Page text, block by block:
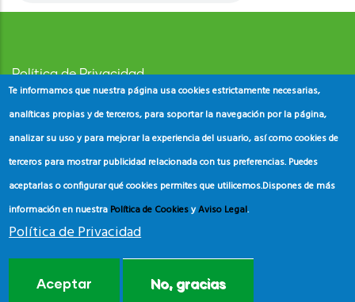
Política de Privacidad
Aviso Legal
Política de Cookies
Te informamos que nuestra página usa cookies estrictamente necesarias,
analíticas propias y de terceros, para soportar la navegación por la página,
analizar su uso y para mejorar la experiencia del usuario, así como cookies de
terceros para mostrar publicidad relacionada con tus preferencias. Puedes
aceptarlas o configurar qué cookies permites que utilicemos.Dispones de más
información en nuestra Política de CookiesyAviso Legal.
Política de Privacidad
Aceptar No, gracias